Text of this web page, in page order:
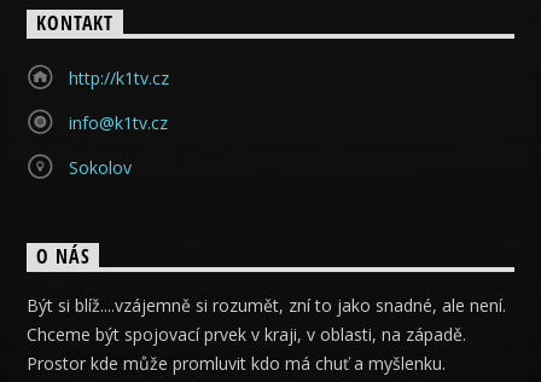
KONTAKT
http://k1tv.cz
info@k1tv.cz
Sokolov
O NÁS
Být si blíž....vzájemně si rozumět, zní to jako snadné, ale není.
Chceme být spojovací prvek v kraji, v oblasti, na západě.
Prostor kde může promluvit kdo má chuť a myšlenku.